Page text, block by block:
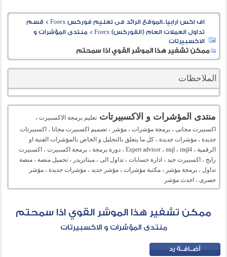
اف اكس ارابيا..الموقع الرائد فى تعليم فوركس Forex > قسم
تداول العملات العام (الفوركس) Forex
> منتدى المؤشرات و
الاكسبيرتات
ممكن تشفير هذا الموشر القوي اذا سمحتم
الملاحظات
منتدى المؤشرات و الاكسبيرتات تعليم برمجة الاكسبيرت ،
اكسبيرت مجانى ، برمجة مؤشرات ، مؤشر ، تصميم اكسبيرت مجانا ، اكسبيرتات
جديدة ، مؤشرات جديدة ، كل ما يتعلق بالتحليل و الخاص بالمؤشرات الفنية او
الرقمية ، Expert advisor ، mql ، mql4 ، دورة برمجة ، برمجة اكسبيرت ، اكسبيرت
رابح ، اكسبيرت جيد ، ادارة حسابات ، تداول الى ، ميتاتريدر ، تحميل منصة ، منصة
تداول ، برمجة مؤشر ، مكتبة مؤشرات ، مؤشر جديد ، مؤشرات جديدة ، مؤشر
حصرى ، احدث مؤشر .
ممكن تشفير هذا الموشر القوي اذا سمحتم
منتدى المؤشرات و الاكسبيرتات